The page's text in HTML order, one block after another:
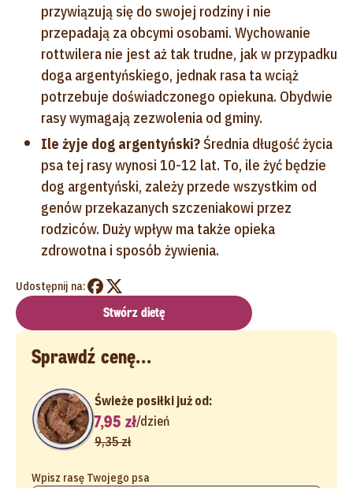
przywiązują się do swojej rodziny i nie
przepadają za obcymi osobami. Wychowanie
rottwilera nie jest aż tak trudne, jak w przypadku
doga argentyńskiego, jednak rasa ta wciąż
potrzebuje doświadczonego opiekuna. Obydwie
rasy wymagają zezwolenia od gminy.
Ile żyje dog argentyński?Średnia długość życia
psa tej rasy wynosi 10-12 lat. To, ile żyć będzie
dog argentyński, zależy przede wszystkim od
genów przekazanych szczeniakowi przez
rodziców. Duży wpływ ma także opieka
zdrowotna i sposób żywienia.
Udostępnij na:
Stwórz dietę
Sprawdź cenę...
Wpisz rasę Twojego psa
Świeże posiłki już od:
7,95 zł/dzień
9,35 zł